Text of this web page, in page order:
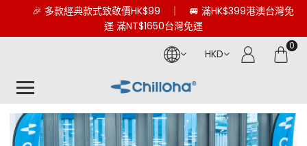
🎉 多款經典款式致敬價HK$99 ｜ 🚐 滿HK$399港澳台灣免
運 滿NT$1650台灣免運
HKD
0